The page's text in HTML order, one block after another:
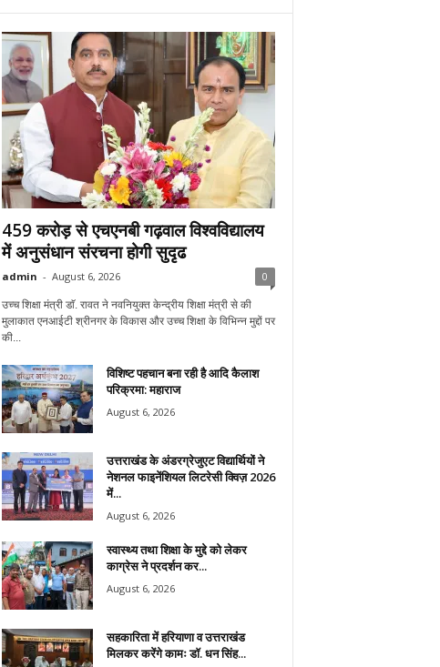
459 करोड़ से एचएनबी गढ़वाल विश्वविद्यालय
में अनुसंधान संरचना होगी सुदृढ
admin - August 6, 2026 0
उच्च शिक्षा मंत्री डाॅ. रावत ने नवनियुक्त केन्द्रीय शिक्षा मंत्री से की
मुलाकात एनआईटी श्रीनगर के विकास और उच्च शिक्षा के विभिन्न मुद्दों पर
की...
विशिष्ट पहचान बना रही है आदि कैलाश
परिक्रमा: महाराज
August 6, 2026
उत्तराखंड के अंडरग्रेजुएट विद्यार्थियों ने
नेशनल फाइनेंशियल लिटरेसी क्विज़ 2026
में...
August 6, 2026
स्वास्थ्य तथा शिक्षा के मुद्दे को लेकर
काग्रेस ने प्रदर्शन कर...
August 6, 2026
सहकारिता में हरियाणा व उत्तराखंड
मिलकर करेंगे कामः डाॅ. धन सिंह...